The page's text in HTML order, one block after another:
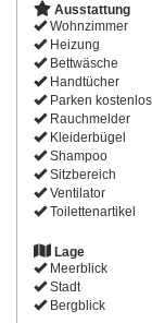
Ausstattung
Wohnzimmer
Heizung
Bettwäsche
Handtücher
Parken kostenlos
Rauchmelder
Kleiderbügel
Shampoo
Sitzbereich
Ventilator
Toilettenartikel
Lage
Meerblick
Stadt
Bergblick